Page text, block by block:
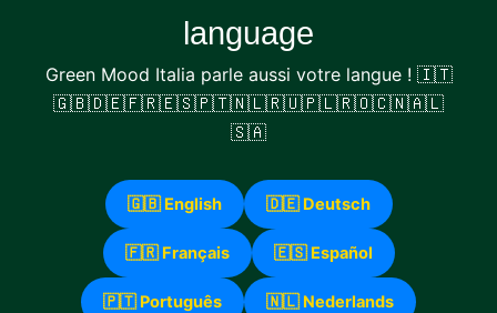
language
Green Mood Italia parle aussi votre langue ! 🇮🇹
🇬🇧🇩🇪🇫🇷🇪🇸🇵🇹🇳🇱🇷🇺🇵🇱🇷🇴🇨🇳🇦🇱
🇸🇦
🇬🇧 English 🇩🇪 Deutsch
🇫🇷 Français 🇪🇸 Español
🇵🇹 Português 🇳🇱 Nederlands